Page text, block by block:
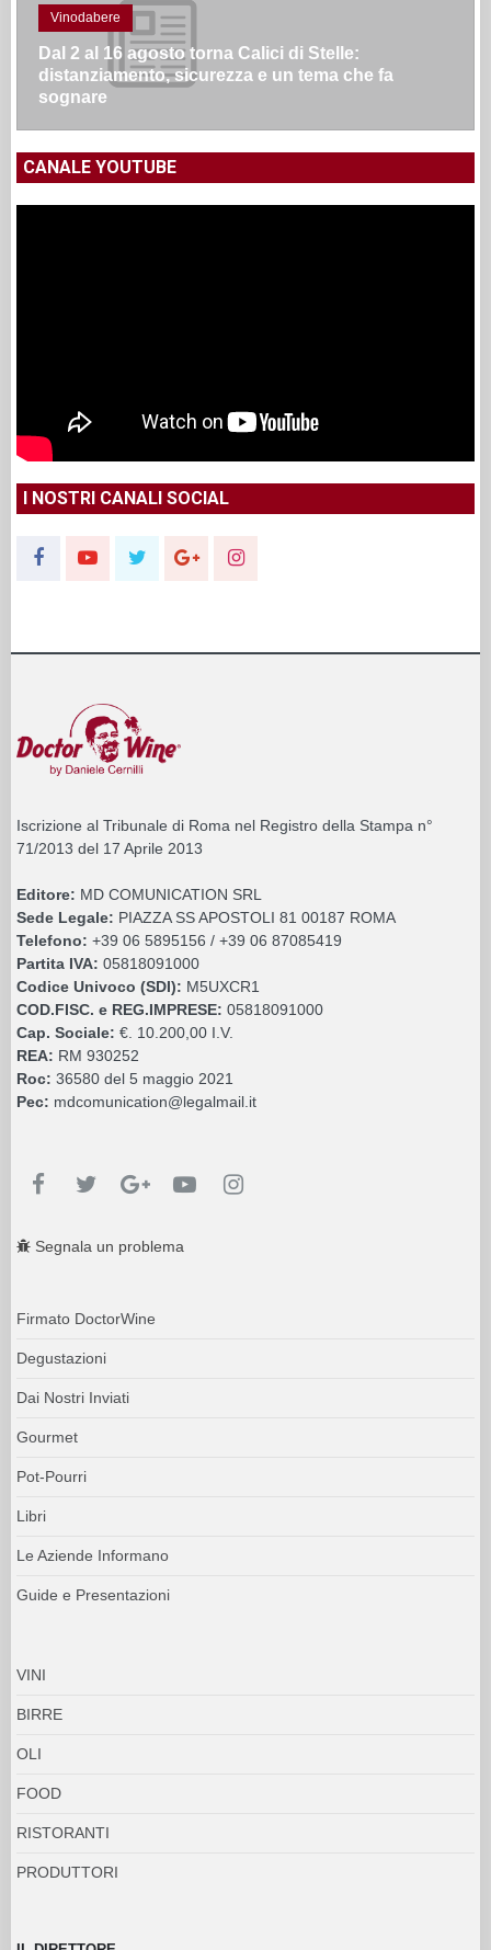
Vinodabere
Dal 2 al 16 agosto torna Calici di Stelle:
distanziamento, sicurezza e un tema che fa
sognare
CANALE YOUTUBE
I NOSTRI CANALI SOCIAL
Iscrizione al Tribunale di Roma nel Registro della Stampa n°
71/2013 del 17 Aprile 2013
Editore: MD COMUNICATION SRL
Sede Legale: PIAZZA SS APOSTOLI 81 00187 ROMA
Telefono: +39 06 5895156 / +39 06 87085419
Partita IVA: 05818091000
Codice Univoco (SDI): M5UXCR1
COD.FISC. e REG.IMPRESE: 05818091000
Cap. Sociale: €. 10.200,00 I.V.
REA: RM 930252
Roc: 36580 del 5 maggio 2021
Pec: mdcomunication@legalmail.it
Segnala un problema
Firmato DoctorWine
Degustazioni
Dai Nostri Inviati
Gourmet
Pot-Pourri
Libri
Le Aziende Informano
Guide e Presentazioni
VINI
BIRRE
OLI
FOOD
RISTORANTI
PRODUTTORI